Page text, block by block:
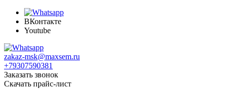
ВКонтакте
Youtube
zakaz-msk@maxsem.ru
+79307590381
Заказать звонок
Скачать прайс-лист